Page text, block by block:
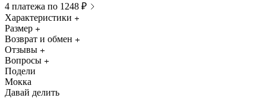
4 платежа по 1248 ₽
Характеристики
Размер
Возврат и обмен
Отзывы
Вопросы
Подели
Мокка
Давай делить